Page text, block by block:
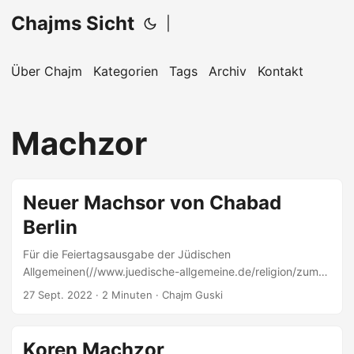
Chajms Sicht
Über Chajm Kategorien Tags Archiv Kontakt
Machzor
Neuer Machsor von Chabad
Berlin
Für die Feiertagsausgabe der Jüdischen
Allgemeinen(//www.juedische-allgemeine.de/religion/zum-
mitlesen/) durfte ich einen neuen Machsor, oder ein
für Rosch haSchanah und einem für Jom Kippur. Hier wurde
27 Sept. 2022 · 2 Minuten · Chajm Guski